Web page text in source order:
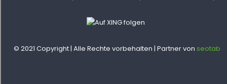
© 2021 Copyright | Alle Rechte vorbehalten | Partner von seotab